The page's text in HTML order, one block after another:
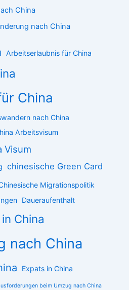
China
nach China
Arbeitserlaubnis für China
China
nach China
Arbeitsvisum
Visum
chinesische Green Card
Migrationspolitik
Daueraufenthalt
China
nach China
Expats in China
beim Umzug nach China